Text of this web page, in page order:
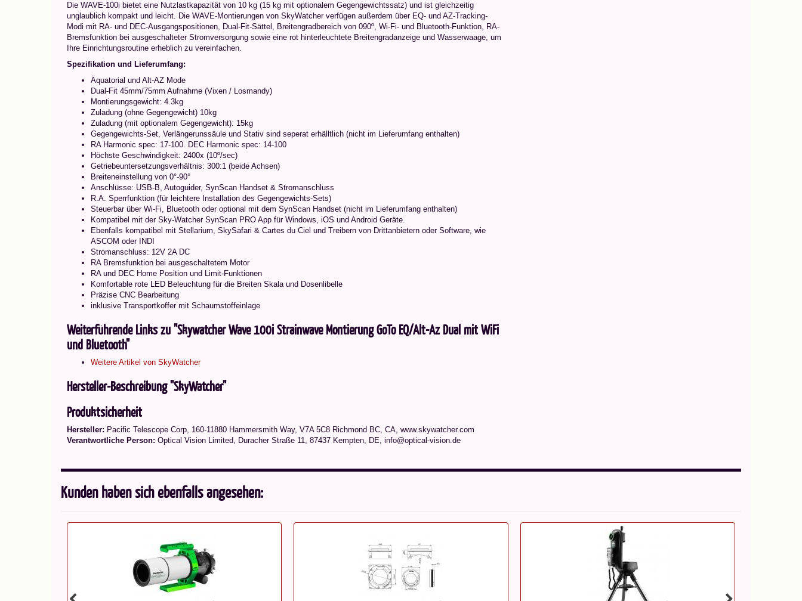
Die WAVE-100i bietet eine Nutzlastkapazität von 10 kg (15 kg mit optionalem Gegengewichtssatz) und ist gleichzeitig
unglaublich kompakt und leicht. Die WAVE-Montierungen von SkyWatcher verfügen außerdem über EQ- und AZ-Tracking-
Modi mit RA- und DEC-Ausgangspositionen, Dual-Fit-Sättel, Breitengradbereich von 090º, Wi-Fi- und Bluetooth-Funktion, RA-
Bremsfunktion bei ausgeschalteter Stromversorgung sowie eine rot hinterleuchtete Breitengradanzeige und Wasserwaage, um
Ihre Einrichtungsroutine erheblich zu vereinfachen.
Spezifikation und Lieferumfang:
Äquatorial und Alt-AZ Mode
Dual-Fit 45mm/75mm Aufnahme (Vixen / Losmandy)
Montierungsgewicht: 4.3kg
Zuladung (ohne Gegengewicht) 10kg
Zuladung (mit optionalem Gegengewicht): 15kg
Gegengewichts-Set, Verlängerunssäule und Stativ sind seperat erhälltlich (nicht im Lieferumfang enthalten)
RA Harmonic spec: 17-100. DEC Harmonic spec: 14-100
Höchste Geschwindigkeit: 2400x (10º/sec)
Getriebeuntersetzungsverhältnis: 300:1 (beide Achsen)
Breiteneinstellung von 0°-90°
Anschlüsse: USB-B, Autoguider, SynScan Handset & Stromanschluss
R.A. Sperrfunktion (für leichtere Installation des Gegengewichts-Sets)
Steuerbar über Wi-Fi, Bluetooth oder optional mit dem SynScan Handset (nicht im Lieferumfang enthalten)
Kompatibel mit der Sky-Watcher SynScan PRO App für Windows, iOS und Android Geräte.
Ebenfalls kompatibel mit Stellarium, SkySafari & Cartes du Ciel und Treibern von Drittanbietern oder Software, wie
ASCOM oder INDI
Stromanschluss: 12V 2A DC
RA Bremsfunktion bei ausgeschaltetem Motor
RA und DEC Home Position und Limit-Funktionen
Komfortable rote LED Beleuchtung für die Breiten Skala und Dosenlibelle
Präzise CNC Bearbeitung
inklusive Transportkoffer mit Schaumstoffeinlage
Weiterführende Links zu "Skywatcher Wave 100i Strainwave Montierung GoTo EQ/Alt-Az Dual mit WiFi
und Bluetooth"
Weitere Artikel von SkyWatcher
Hersteller-Beschreibung "SkyWatcher"
Produktsicherheit
Hersteller: Pacific Telescope Corp, 160-11880 Hammersmith Way, V7A 5C8 Richmond BC, CA, www.skywatcher.com
Verantwortliche Person: Optical Vision Limited, Duracher Straße 11, 87437 Kempten, DE, info@optical-vision.de
Kunden haben sich ebenfalls angesehen: